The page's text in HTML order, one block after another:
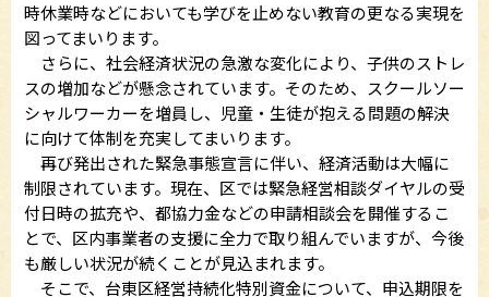
時休業時などにおいても学びを止めない教育の更なる実現を
図ってまいります。
さらに、社会経済状況の急激な変化により、子供のストレ
スの増加などが懸念されています。そのため、スクールソー
シャルワーカーを増員し、児童・生徒が抱える問題の解決
に向けて体制を充実してまいります。
再び発出された緊急事態宣言に伴い、経済活動は大幅に
制限されています。現在、区では緊急経営相談ダイヤルの受
付日時の拡充や、都協力金などの申請相談会を開催するこ
とで、区内事業者の支援に全力で取り組んでいますが、今後
も厳しい状況が続くことが見込まれます。
そこで、台東区経営持続化特別資金について、申込期限を